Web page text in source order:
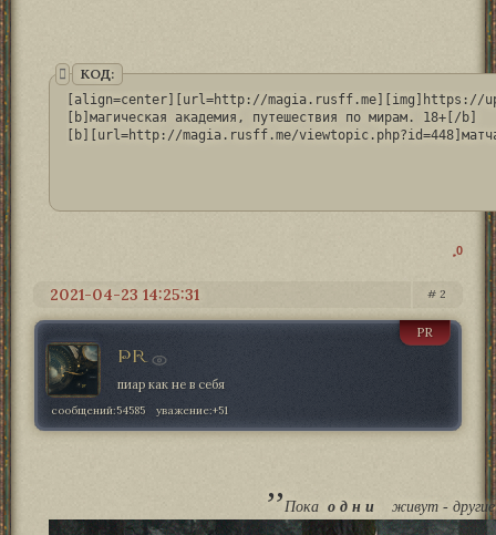
КОД:
[align=center][url=http://magia.rusff.me][img]https://
[b]магическая академия, путешествия по мирам. 18+[/b]
[b][url=http://magia.rusff.me/
0
2
2021-04-23 14:25:31
PR
PR
пиар как не в себя
сообщений:54585 уважение:+51
,,
Пока о д н и живут -